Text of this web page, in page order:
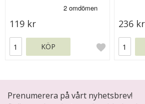
119 kr
KÖP
236 kr
Prenumerera på vårt nyhetsbrev!